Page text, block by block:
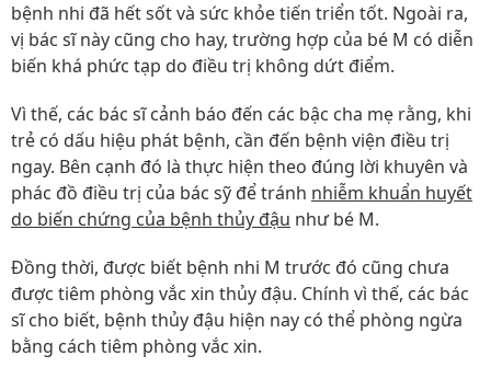
bệnh nhi đã hết sốt và sức khỏe tiến triển tốt. Ngoài ra,
vị bác sĩ này cũng cho hay, trường hợp của bé M có diễn
biến khá phức tạp do điều trị không dứt điểm.
Vì thế, các bác sĩ cảnh báo đến các bậc cha mẹ rằng, khi
trẻ có dấu hiệu phát bệnh, cần đến bệnh viện điều trị
ngay. Bên cạnh đó là thực hiện theo đúng lời khuyên và
phác đồ điều trị của bác sỹ để tránh nhiễm khuẩn huyết
do biến chứng của bệnh thủy đậu như bé M.
Đồng thời, được biết bệnh nhi M trước đó cũng chưa
được tiêm phòng vắc xin thủy đậu. Chính vì thế, các bác
sĩ cho biết, bệnh thủy đậu hiện nay có thể phòng ngừa
bằng cách tiêm phòng vắc xin.